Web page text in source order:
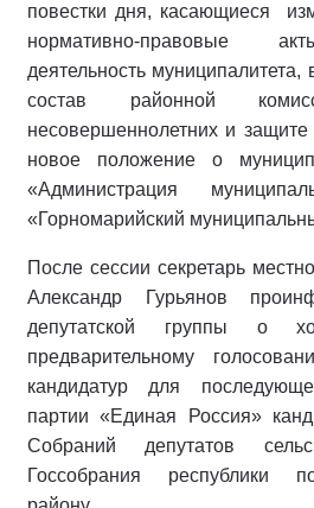
повестки дня, касающиеся
нормативно-правовые
деятельность
состав районной
несовершеннолетних и
новое положение о
«Администрация
«Горномарийский
После сессии секретарь
Александр Гурьянов
депутатской группы о
предварительному
кандидатур для
партии «Единая Россия»
Собраний депутатов
Госсобрания республики